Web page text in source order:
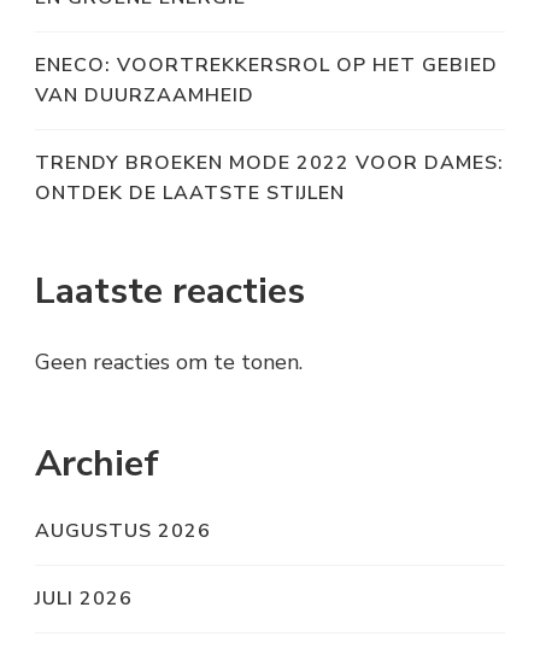
ENECO: VOORTREKKERSROL OP HET GEBIED
VAN DUURZAAMHEID
TRENDY BROEKEN MODE 2022 VOOR DAMES:
ONTDEK DE LAATSTE STIJLEN
Laatste reacties
Geen reacties om te tonen.
Archief
AUGUSTUS 2026
JULI 2026